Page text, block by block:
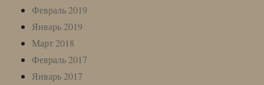
Февраль 2019
Январь 2019
Март 2018
Февраль 2017
Январь 2017